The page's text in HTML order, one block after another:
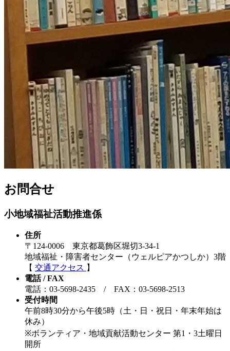
お問合せ
小地域福祉活動推進係
住所
〒124-0006 東京都葛飾区堀切3-34-1
地域福祉・障害者センター（ウェルピアかつしか）3階
【 交通アクセス 】
電話 / FAX
電話：03-5698-2435 / FAX：03-5698-2513
受付時間
午前8時30分から午後5時（土・日・祝日・年末年始は
休み）
※ボランティア・地域貢献活動センター 第1・3土曜日
開所